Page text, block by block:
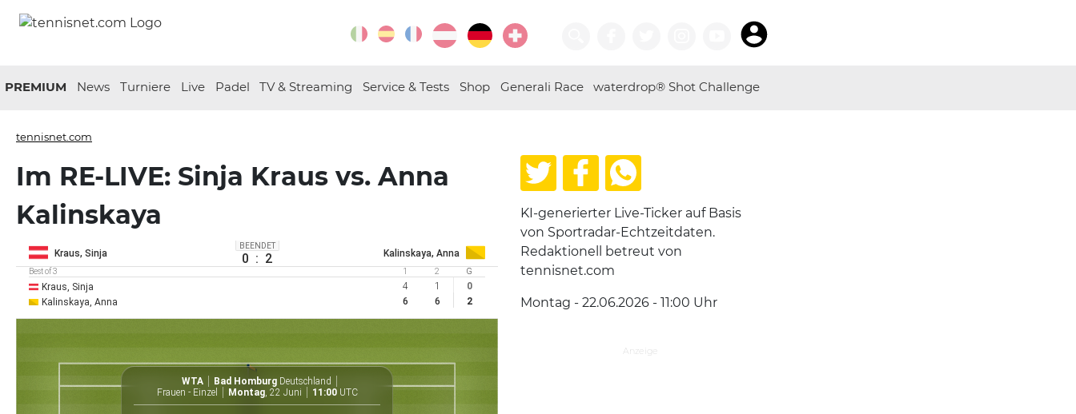
PREMIUM News Turniere Live Padel TV & Streaming Service & Tests Shop Generali Race waterdrop® Shot Challenge
tennisnet.com
Im RE-LIVE: Sinja Kraus vs. Anna
Kalinskaya
Kraus, Sinja
BEENDET
0 : 2 Kalinskaya, Anna
Best of 3 1 2 G
Kraus, Sinja 4 1
0
Kalinskaya, Anna
6 6 2
WTA Bad Homburg Deutschland
Frauen - Einzel
Montag, 22 Juni 11:00 UTC
KI-generierter Live-Ticker auf Basis
von Sportradar-Echtzeitdaten.
Redaktionell betreut von
tennisnet.com
Montag - 22.06.2026 - 11:00 Uhr